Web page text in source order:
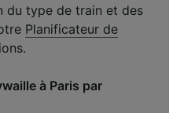
du type de train et des
Planificateur de
à Paris par